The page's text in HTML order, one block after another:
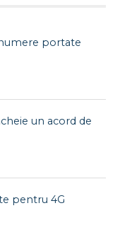
portate
un acord de
pentru 4G